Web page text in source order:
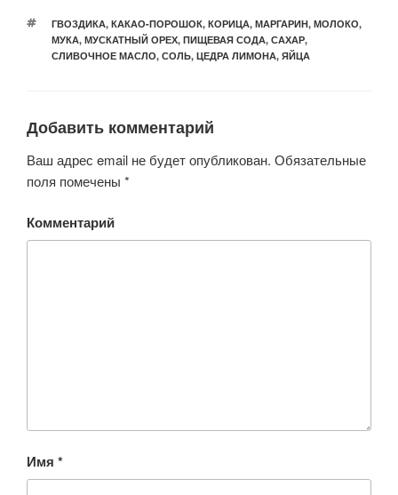
МЕТКИ
ГВОЗДИКА, КАКАО-ПОРОШОК, КОРИЦА, МАРГАРИН, МОЛОКО,
МУКА, МУСКАТНЫЙ ОРЕХ, ПИЩЕВАЯ СОДА, САХАР,
СЛИВОЧНОЕ МАСЛО, СОЛЬ, ЦЕДРА ЛИМОНА, ЯЙЦА
Добавить комментарий
Ваш адрес email не будет опубликован. Обязательные
поля помечены *
Комментарий
Имя *